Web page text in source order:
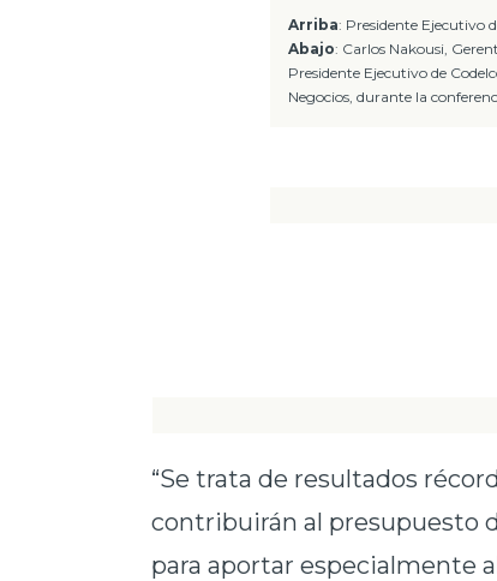
Arriba: Presidente Ejecutivo
Abajo: Carlos Nakousi,
Presidente Ejecutivo de
Negocios, durante la
“Se trata de resultados
contribuirán al presupuesto
para aportar especialmente